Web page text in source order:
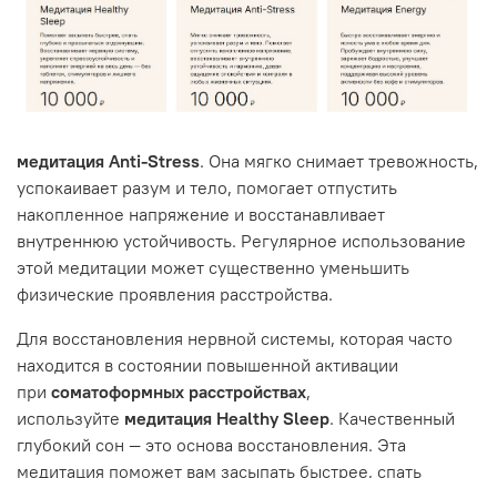
медитация Anti-Stress. Она мягко снимает тревожность,
успокаивает разум и тело, помогает отпустить
накопленное напряжение и восстанавливает
внутреннюю устойчивость. Регулярное использование
этой медитации может существенно уменьшить
физические проявления расстройства.
Для восстановления нервной системы, которая часто
находится в состоянии повышенной активации
при соматоформных расстройствах,
используйте медитация Healthy Sleep. Качественный
глубокий сон — это основа восстановления. Эта
медитация поможет вам засыпать быстрее, спать